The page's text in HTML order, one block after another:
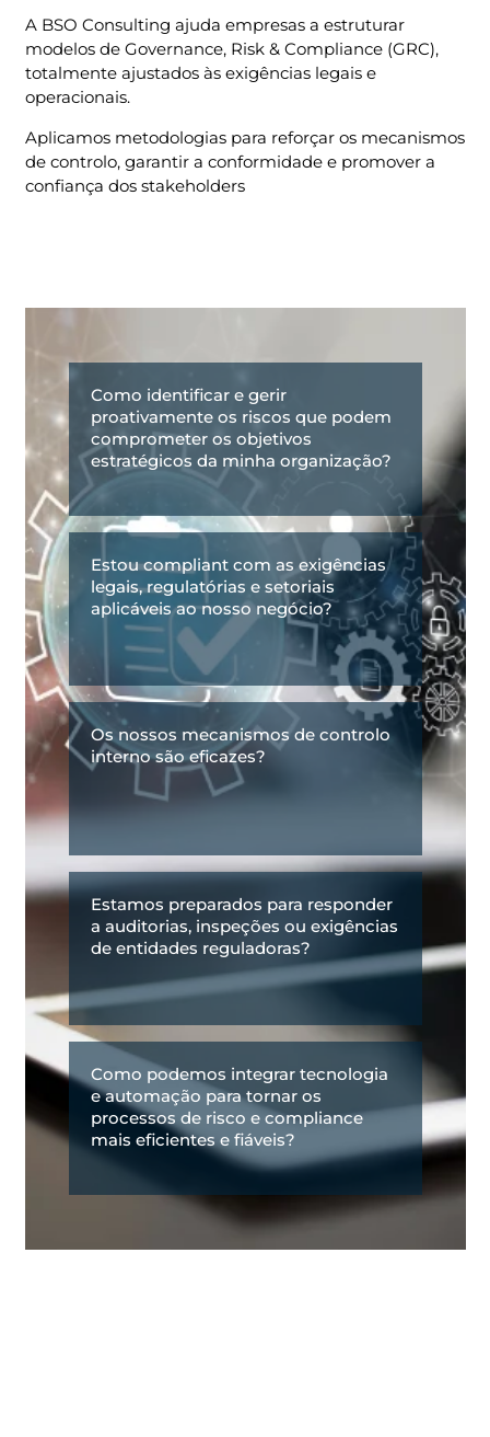
A BSO Consulting ajuda empresas a estruturar
modelos de Governance, Risk & Compliance (GRC),
totalmente ajustados às exigências legais e
operacionais.
Aplicamos metodologias para reforçar os mecanismos
de controlo, garantir a conformidade e promover a
confiança dos stakeholders
Como identificar e gerir
proativamente os riscos que podem
comprometer os objetivos
estratégicos da minha organização?
Estou compliant com as exigências
legais, regulatórias e setoriais
aplicáveis ao nosso negócio?
Os nossos mecanismos de controlo
interno são eficazes?
Estamos preparados para responder
a auditorias, inspeções ou exigências
de entidades reguladoras?
Como podemos integrar tecnologia
e automação para tornar os
processos de risco e compliance
mais eficientes e fiáveis?